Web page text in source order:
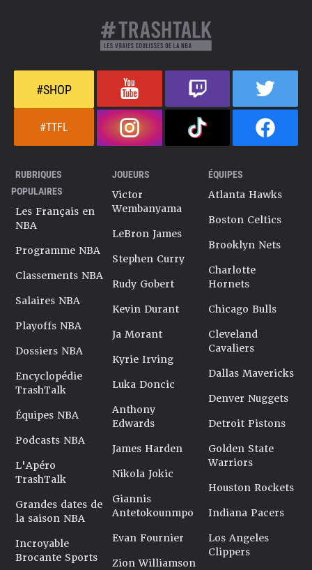
#SHOP
#TTFL
RUBRIQUES
POPULAIRES
Les Français en
NBA
Programme NBA
Classements NBA
Salaires NBA
Playoffs NBA
Dossiers NBA
Encyclopédie
TrashTalk
Équipes NBA
Podcasts NBA
L'Apéro
TrashTalk
Grandes dates de
la saison NBA
Incroyable
Brocante Sports
JOUEURS
Victor
Wembanyama
LeBron James
Stephen Curry
Rudy Gobert
Kevin Durant
Ja Morant
Kyrie Irving
Luka Doncic
Anthony
Edwards
James Harden
Nikola Jokic
Giannis
Antetokounmpo
Evan Fournier
Zion Williamson
ÉQUIPES
Atlanta Hawks
Boston Celtics
Brooklyn Nets
Charlotte
Hornets
Chicago Bulls
Cleveland
Cavaliers
Dallas Mavericks
Denver Nuggets
Detroit Pistons
Golden State
Warriors
Houston Rockets
Indiana Pacers
Los Angeles
Clippers